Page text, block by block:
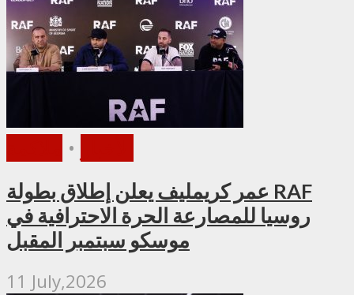
•
عمر كريمليف يعلن إطلاق بطولة RAF
روسيا للمصارعة الحرة الاحترافية في
موسكو سبتمبر المقبل
11 July,2026